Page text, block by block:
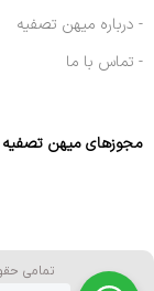
- درباره میهن تصفیه
- تماس با ما
مجوزهای میهن تصفیه
تمامی